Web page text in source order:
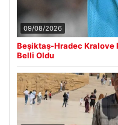
09/08/2026
Beşiktaş-Hradec Kralove
Belli Oldu